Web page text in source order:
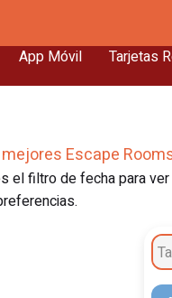
App Móvil Tarjetas
Escape
el filtro de fecha para